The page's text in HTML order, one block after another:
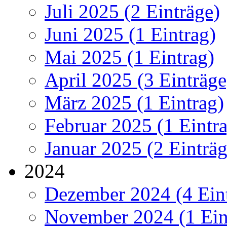
Juli 2025 (2 Einträge)
Juni 2025 (1 Eintrag)
Mai 2025 (1 Eintrag)
April 2025 (3
März 2025 (1 Eintrag)
Februar 2025 (1
Januar 2025 (2
2024
Dezember 2024 (4
November 2024 (1